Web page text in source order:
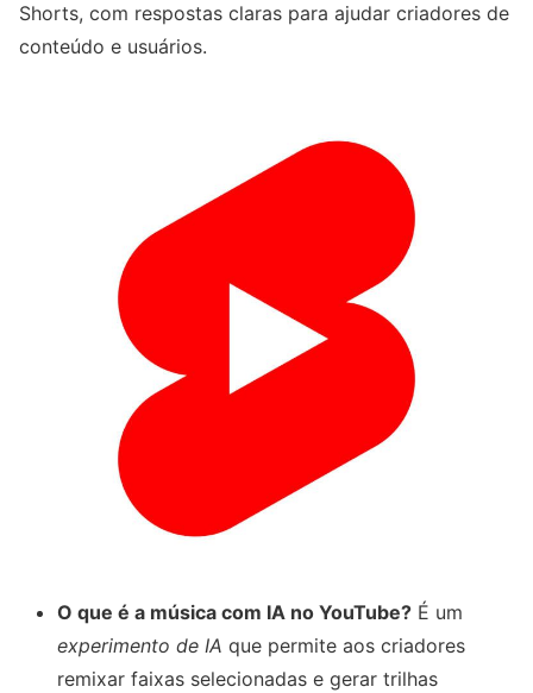
Shorts, com respostas claras para ajudar criadores de
conteúdo e usuários.
O que é a música com IA no YouTube? É um
experimento de IA que permite aos criadores
remixar faixas selecionadas e gerar trilhas